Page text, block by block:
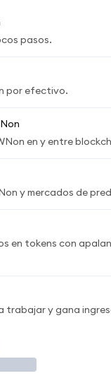
pasos.
por efectivo.
en y entre
y mercados de
en tokens con
trabajar y gana